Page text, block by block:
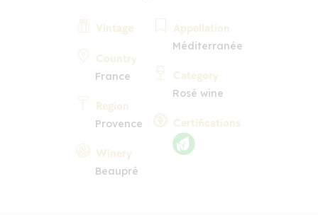
Vintage
Country
France
Region
Provence
Winery
Beaupré
Appellation
Méditerranée
Category
Rosé wine
Certifications